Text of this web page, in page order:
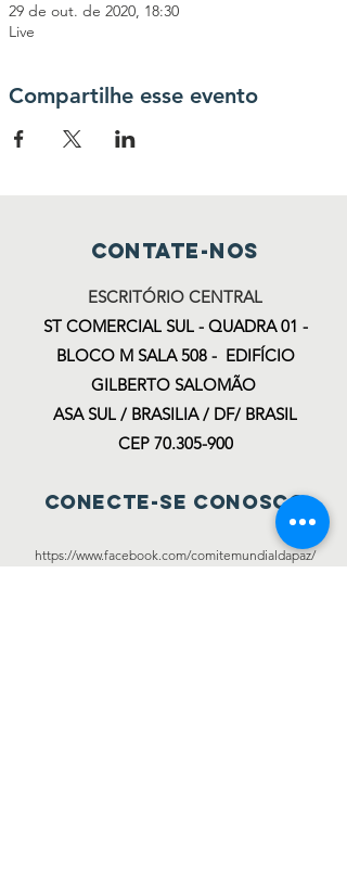
29 de out. de 2020, 18:30
Live
Compartilhe esse evento
Contate-nos
ESCRITÓRIO CENTRAL
ST COMERCIAL SUL - QUADRA 01 -
BLOCO M SALA 508 - EDIFÍCIO
GILBERTO SALOMÃO
ASA SUL / BRASILIA / DF/ BRASIL
CEP 70.305-900
Conecte-se conosco
https://www.facebook.com/comitemundialdapaz/